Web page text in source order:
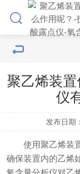
聚乙烯装
仪
发布日期
使用聚乙烯装
确保装置内的乙烯